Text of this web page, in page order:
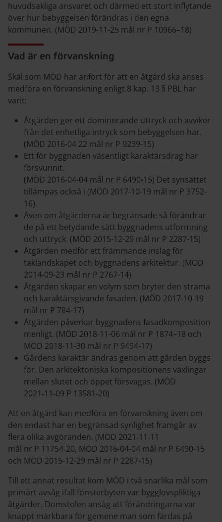
huvudsakliga ansvaret och därmed ett stort inflytande
över hur bebyggelsen förändras i den egna
kommunen. (MÖD 2019-11-25 mål nr P 10966–18)
Vad är en förvanskning
Skäl som MÖD har anfört för att en åtgärd ska anses
medföra en förvanskning enligt 8 kap. 13 § PBL har
varit:
Åtgärden ger ett dominerande uttryck och avviker
från det enhetliga intryck som bebyggelsen har.
(MÖD 2016-04 22 mål nr P 9239-15)
Ett för byggnaden väsentligt karaktärsdrag har
försvunnit.
(MÖD 2016-04-04 mål nr P 6490-15) Det synsättet
tillämpas också i (MÖD 2017-10-19 mål nr P 3752-
16).
Även om åtgärderna är begränsade så förändrar
de på ett betydande sätt byggnadens utformning
och uttryck. (MÖD 2015-12-29 mål nr P 2287-15)
Åtgärden medför ett främmande inslag för
taklandskapet och byggnadens arkitektur. (MÖD
2014-09-23 mål nr P 2767-14)
Åtgärden skapar en volym som bryter den strama
och karaktärsgivande fasaden. (MÖD 2017-10-19
mål nr P 784-17)
Åtgärden påverkar byggnadens fasadkomposition
menligt. (MÖD 2018-11-06 mål nr P 1874–18 och
MÖD 2018-11-30 mål nr P 9494-17)
Gårdens karaktär ändras genom att gården byggs
för. Den arkitektoniska kompositionens växlingar
mellan slutet och öppet försvagas. (MÖD
2021‑11‑09 P 13581‑20)
Att en åtgärd kan medföra en förvanskning även om
den endast har en begränsad synlighet framgår av
flera olika avgöranden. (MÖD 2021‑11‑11
mål nr P 11754‑20, MÖD 2016-04-04 mål nr P 6490-15
och MÖD 2015-12-29 mål nr P 2287-15)
Till ett annat resultat kom MÖD i två snarlika mål som
primärt avsåg ifall fönsterbyten var bygglovspliktiga
åtgärder. Domstolen ansåg att förändringarna var
knappt märkbara för gemene man som färdas på